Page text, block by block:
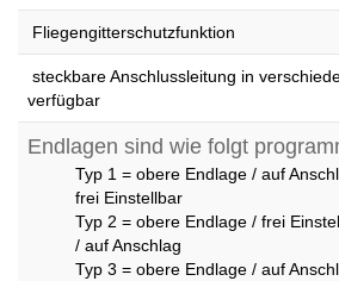
Fliegengitterschutzfunktion
steckbare Anschlussleitung in
verfügbar
Endlagen sind wie folgt
Typ 1 = obere Endlage / auf
frei Einstellbar
Typ 2 = obere Endlage / frei
/ auf Anschlag
Typ 3 = obere Endlage / auf